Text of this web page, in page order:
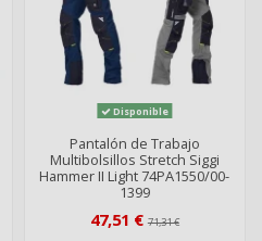
Disponible
Pantalón de Trabajo
Multibolsillos Stretch Siggi
Hammer II Light 74PA1550/00-
1399
47,51 €71,31 €